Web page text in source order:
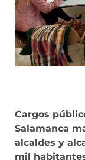
Cargos
Salamanca
alcaldes y
mil